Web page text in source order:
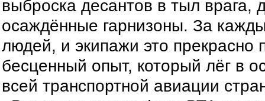
выброска десантов в тыл врага,
осаждённые гарнизоны. За
людей, и экипажи это
бесценный опыт, который лёг в
всей транспортной авиации